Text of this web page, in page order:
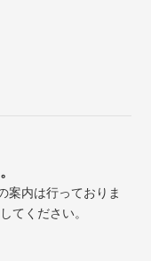
案内は行っておりま
てください。